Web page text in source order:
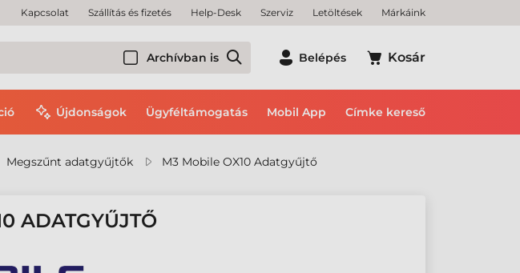
Kapcsolat Szállítás és fizetés Help-Desk Szerviz Letöltések Márkáink
Archívban is Belépés Kosár
Újdonságok Ügyféltámogatás Mobil App Címke kereső
Megszűnt adatgyűjtők M3 Mobile OX10 Adatgyűjtő
ADATGYŰJTŐ